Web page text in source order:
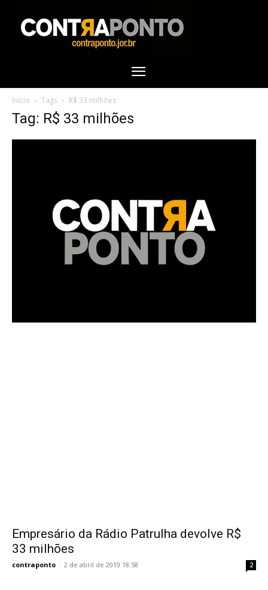
Início Tags R$ 33 milhões
Tag: R$ 33 milhões
Empresário da Rádio Patrulha devolve R$
33 milhões
contraponto - 2 de abril de 2019 18:58 2